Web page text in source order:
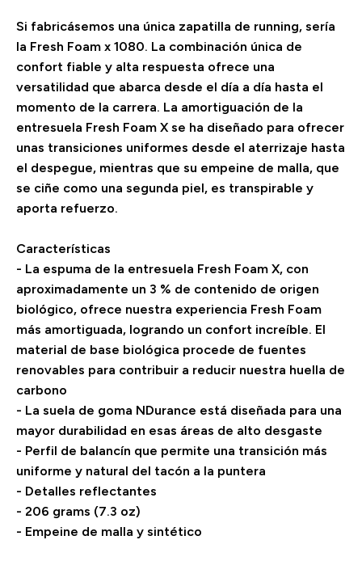
Si fabricásemos una única zapatilla de running, sería
la Fresh Foam x 1080. La combinación única de
confort fiable y alta respuesta ofrece una
versatilidad que abarca desde el día a día hasta el
momento de la carrera. La amortiguación de la
entresuela Fresh Foam X se ha diseñado para ofrecer
unas transiciones uniformes desde el aterrizaje hasta
el despegue, mientras que su empeine de malla, que
se ciñe como una segunda piel, es transpirable y
aporta refuerzo.
Características
- La espuma de la entresuela Fresh Foam X, con
aproximadamente un 3 % de contenido de origen
biológico, ofrece nuestra experiencia Fresh Foam
más amortiguada, logrando un confort increíble. El
material de base biológica procede de fuentes
renovables para contribuir a reducir nuestra huella de
carbono
- La suela de goma NDurance está diseñada para una
mayor durabilidad en esas áreas de alto desgaste
- Perfil de balancín que permite una transición más
uniforme y natural del tacón a la puntera
- Detalles reflectantes
- 206 grams (7.3 oz)
- Empeine de malla y sintético